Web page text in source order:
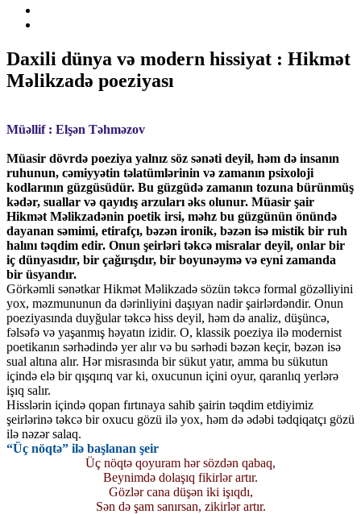
Daxili dünya və modern hissiyat : Hikmət
Məlikzadə poeziyası
Müəllif : Elşən Təhməzov
Müasir dövrdə poeziya yalnız söz sənəti deyil, həm də insanın
ruhunun, cəmiyyətin təlatümlərinin və zamanın psixoloji
kodlarının güzgüsüdür. Bu güzgüdə zamanın tozuna bürünmüş
kədər, suallar və qayıdış arzuları əks olunur. Müasir şair
Hikmət Məlikzadənin poetik irsi, məhz bu güzgünün önündə
dayanan səmimi, etirafçı, bəzən ironik, bəzən isə mistik bir ruh
halını təqdim edir. Onun şeirləri təkcə misralar deyil, onlar bir
iç dünyasıdır, bir çağırışdır, bir boyunəymə və eyni zamanda
bir üsyandır.
Görkəmli sənətkar Hikmət Məlikzadə sözün təkcə formal gözəlliyini
yox, məzmununun da dərinliyini daşıyan nadir şairlərdəndir. Onun
poeziyasında duyğular təkcə hiss deyil, həm də analiz, düşüncə,
fəlsəfə və yaşanmış həyatın izidir. O, klassik poeziya ilə modernist
poetikanın sərhədində yer alır və bu sərhədi bəzən keçir, bəzən isə
sual altına alır. Hər misrasında bir sükut yatır, amma bu sükutun
içində elə bir qışqırıq var ki, oxucunun içini oyur, qaranlıq yerlərə
işıq salır.
Hisslərin içində qopan fırtınaya sahib şairin təqdim etdiyimiz
şeirlərinə təkcə bir oxucu gözü ilə yox, həm də ədəbi tədqiqatçı gözü
ilə nəzər salaq.
“Üç nöqtə” ilə başlanan şeir
Üç nöqtə qoyuram hər sözdən qabaq,
Beynimdə dolaşıq fikirlər artır.
Gözlər cana düşən iki işıqdı,
Sən də şam sanırsan, zikirlər artır.